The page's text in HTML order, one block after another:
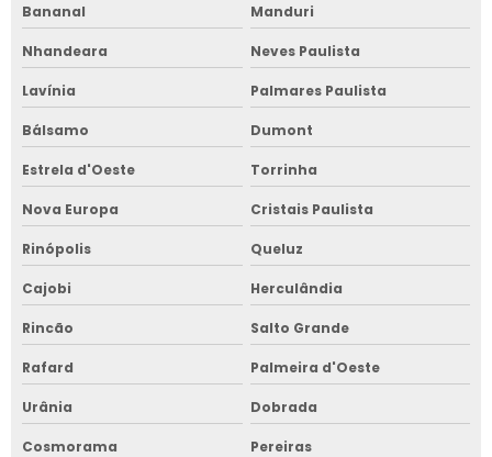
Bananal Manduri
Nhandeara Neves Paulista
Lavínia Palmares Paulista
Bálsamo Dumont
Estrela d'Oeste Torrinha
Nova Europa Cristais Paulista
Rinópolis Queluz
Cajobi Herculândia
Rincão Salto Grande
Rafard Palmeira d'Oeste
Urânia Dobrada
Cosmorama Pereiras